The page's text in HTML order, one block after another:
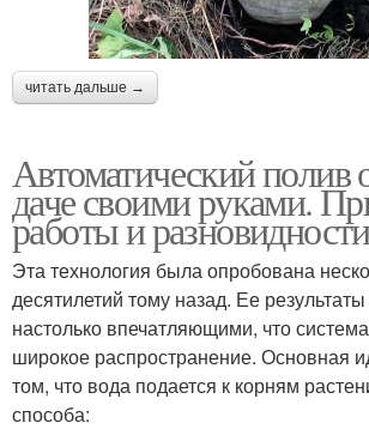
читать дальше →
Автоматический полив
даче своими руками.
работы и разновидности
Эта технология была опробована
десятилетий тому назад. Ее
настолько впечатляющими, что
широкое распространение. Основная
том, что вода подается к корням
способа: